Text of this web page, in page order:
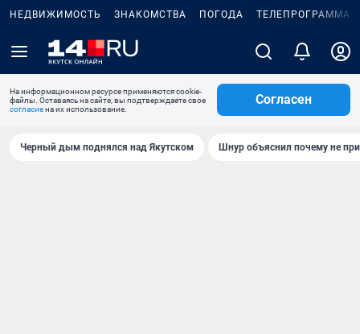
НЕДВИЖИМОСТЬ ЗНАКОМСТВА ПОГОДА ТЕЛЕПРОГРАММА
На информационном ресурсе применяются cookie-
файлы. Оставаясь на сайте, вы подтверждаете свое
согласиена их использование.
Согласен
Черный дым поднялся над Якутском Шнур объяснил почему не